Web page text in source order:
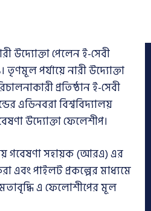
উদ্যোক্তা পেলেন ই-সেবী
পর্যায়ে নারী উদ্যোক্তা
প্রতিষ্ঠান ই-সেবী
এডিনবরা বিশ্ববিদ্যালয়
উদ্যোক্তা ফেলেশীপ।
গবেষণা সহায়ক (আরএ) এর
এবং পাইলট প্রকল্পের মাধ্যমে
এ ফেলোশীপের মূল